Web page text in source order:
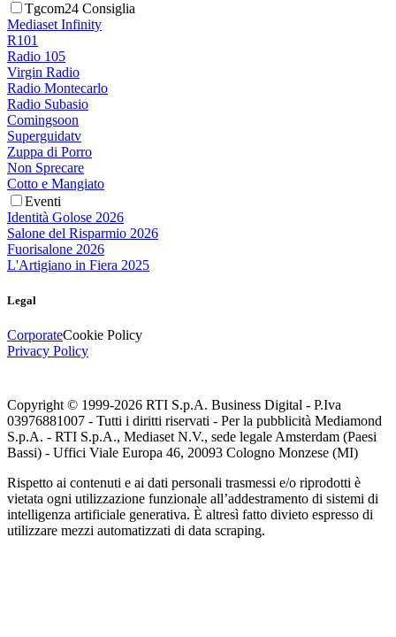
Tgcom24 Consiglia
Mediaset Infinity
R101
Radio 105
Virgin Radio
Radio Montecarlo
Radio Subasio
Comingsoon
Superguidatv
Zuppa di Porro
Non Sprecare
Cotto e Mangiato
Eventi
Identità Golose 2026
Salone del Risparmio 2026
Fuorisalone 2026
L'Artigiano in Fiera 2025
Legal
CorporateCookie Policy
Privacy Policy
Copyright © 1999-2026 RTI S.p.A. Business Digital - P.Iva
03976881007 - Tutti i diritti riservati - Per la pubblicità Mediamond
S.p.A. - RTI S.p.A., Mediaset N.V., sede legale Amsterdam (Paesi
Bassi) - Uffici Viale Europa 46, 20093 Cologno Monzese (MI)
Rispetto ai contenuti e ai dati personali trasmessi e/o riprodotti è
vietata ogni utilizzazione funzionale all’addestramento di sistemi di
intelligenza artificiale generativa. È altresì fatto divieto espresso di
utilizzare mezzi automatizzati di data scraping.